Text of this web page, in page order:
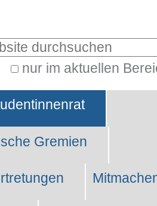
nur im aktuellen
Gremien